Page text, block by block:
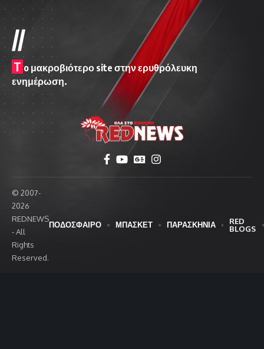
//
T o μακροβιότερο site στην ερυθρόλευκη
ενημέρωση.
© 2007-
2026
REDNEWS
- All
Rights
Reserved.
ΠΟΔΟΣΦΑΙΡΟ ΜΠΑΣΚΕΤ ΠΑΡΑΣΚΗΝΙΑ
RED
BLOGS